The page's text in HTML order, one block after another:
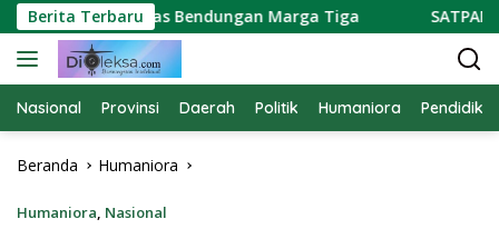
Langsung
ke
konten
Berita Terbaru
Kapasitas Bendungan Marga Tiga SATPAM PTPN
Nasional Provinsi Daerah Politik Humaniora
Beranda Humaniora
Humaniora, Nasional